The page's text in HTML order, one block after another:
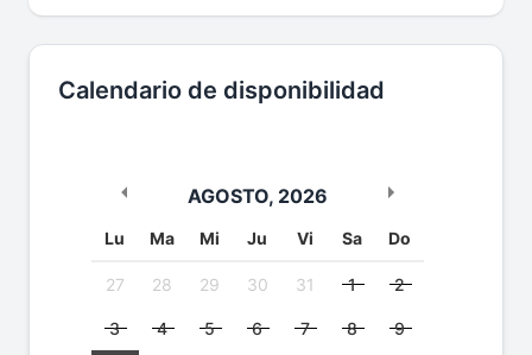
Calendario de disponibilidad
AGOSTO, 2026
Lu Ma Mi Ju Vi Sa Do
27 28 29 30 31 1 2
3 4 5 6 7 8 9